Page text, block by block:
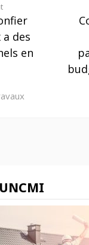
facile pour le
supports
techniques
des
en